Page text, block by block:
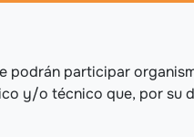
podrán participar
y/o técnico que, por su